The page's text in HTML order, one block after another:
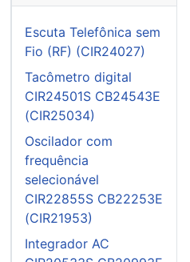
Escuta Telefônica sem
Fio (RF) (CIR24027)
Tacômetro digital
CIR24501S CB24543E
(CIR25034)
Oscilador com
frequência
selecionável
CIR22855S CB22253E
(CIR21953)
Integrador AC